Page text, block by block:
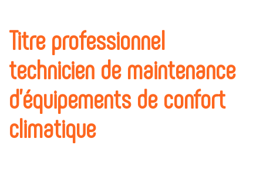
Titre professionnel
technicien de maintenance
d'équipements de confort
climatique